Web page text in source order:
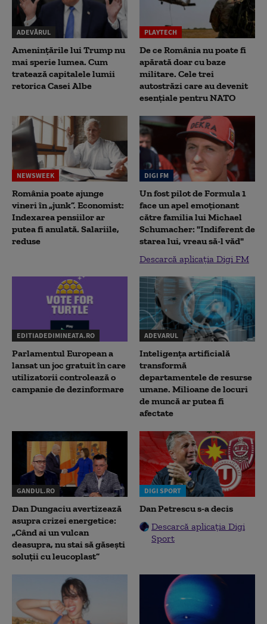
ADEVĂRUL
Amenințările lui Trump nu
mai sperie lumea. Cum
tratează capitalele lumii
retorica Casei Albe
PLAYTECH
De ce România nu poate fi
apărată doar cu baze
militare. Cele trei
autostrăzi care au devenit
esențiale pentru NATO
NEWSWEEK
România poate ajunge
vineri în „junk”. Economist:
Indexarea pensiilor ar
putea fi anulată. Salariile,
reduse
DIGI FM
Un fost pilot de Formula 1
face un apel emoționant
către familia lui Michael
Schumacher: "Indiferent de
starea lui, vreau să-l văd"
Descarcă aplicația Digi FM
EDITIADEDIMINEATA.RO
Parlamentul European a
lansat un joc gratuit în care
utilizatorii controlează o
campanie de dezinformare
ADEVARUL
Inteligența artificială
transformă
departamentele de resurse
umane. Milioane de locuri
de muncă ar putea fi
afectate
GANDUL.RO
Dan Dungaciu avertizează
asupra crizei energetice:
„Când ai un vulcan
deasupra, nu stai să găsești
soluții cu leucoplast”
DIGI SPORT
Dan Petrescu s-a decis
Descarcă aplicația Digi
Sport